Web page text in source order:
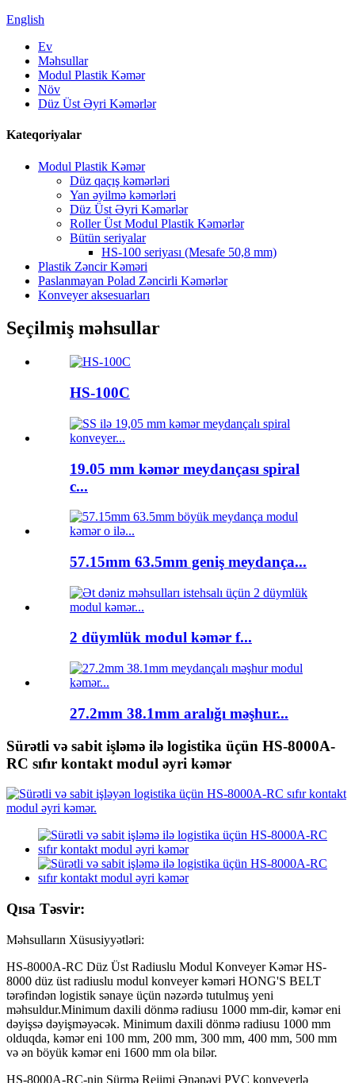
English
Ev
Məhsullar
Modul Plastik Kəmər
Növ
Düz Üst Əyri Kəmərlər
Kateqoriyalar
Modul Plastik Kəmər
Düz qaçış kəmərləri
Yan əyilmə kəmərləri
Düz Üst Əyri Kəmərlər
Roller Üst Modul Plastik Kəmərlər
Bütün seriyalar
HS-100 seriyası (Mesafe 50,8 mm)
Plastik Zəncir Kəməri
Paslanmayan Polad Zəncirli Kəmərlər
Konveyer aksesuarları
Seçilmiş məhsullar
HS-100C
19.05 mm kəmər meydançası spiral
c...
57.15mm 63.5mm geniş meydança...
2 düymlük modul kəmər f...
27.2mm 38.1mm aralığı məşhur...
Sürətli və sabit işləmə ilə logistika üçün HS-8000A-
RC sıfır kontakt modul əyri kəmər
Qısa Təsvir:
Məhsulların Xüsusiyyətləri:
HS-8000A-RC Düz Üst Radiuslu Modul Konveyer Kəmər HS-
8000 düz üst radiuslu modul konveyer kəməri HONG'S BELT
tərəfindən logistik sənaye üçün nəzərdə tutulmuş yeni
məhsuldur.Minimum daxili dönmə radiusu 1000 mm-dir, kəmər eni
dəyişsə dəyişməyəcək. Minimum daxili dönmə radiusu 1000 mm
olduqda, kəmər eni 100 mm, 200 mm, 300 mm, 400 mm, 500 mm
və ən böyük kəmər eni 1600 mm ola bilər.
HS-8000A-RC-nin Sürmə Rejimi Ənənəvi PVC konveyerlə